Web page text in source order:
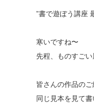
”書で遊ぼう講座
寒いですね〜
先程、ものすご
皆さんの作品のご
同じ見本を見て